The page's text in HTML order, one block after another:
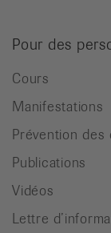
Pour des
Cours
Manifestations
Prévention des
Publications
Vidéos
Lettre